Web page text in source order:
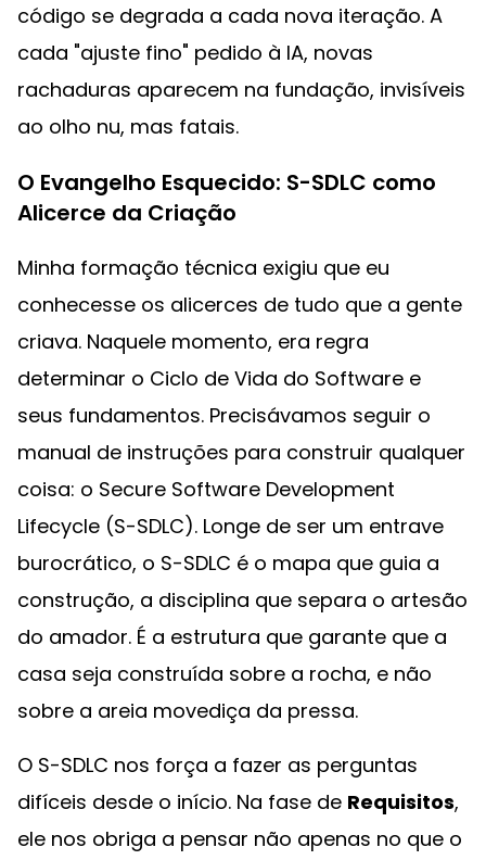
código se degrada a cada nova iteração. A
cada "ajuste fino" pedido à IA, novas
rachaduras aparecem na fundação, invisíveis
ao olho nu, mas fatais.
O Evangelho Esquecido: S-SDLC como
Alicerce da Criação
Minha formação técnica exigiu que eu
conhecesse os alicerces de tudo que a gente
criava. Naquele momento, era regra
determinar o Ciclo de Vida do Software e
seus fundamentos. Precisávamos seguir o
manual de instruções para construir qualquer
coisa: o Secure Software Development
Lifecycle (S-SDLC). Longe de ser um entrave
burocrático, o S-SDLC é o mapa que guia a
construção, a disciplina que separa o artesão
do amador. É a estrutura que garante que a
casa seja construída sobre a rocha, e não
sobre a areia movediça da pressa.
O S-SDLC nos força a fazer as perguntas
difíceis desde o início. Na fase de Requisitos,
ele nos obriga a pensar não apenas no que o